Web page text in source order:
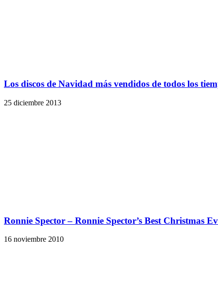
Los discos de Navidad más vendidos de todos los
25 diciembre 2013
Ronnie Spector – Ronnie Spector’s Best Christmas
16 noviembre 2010